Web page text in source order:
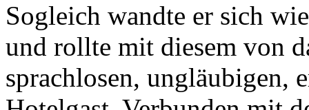
Sogleich wandte er sich
und rollte mit diesem von
sprachlosen, ungläubigen,